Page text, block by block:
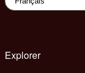
Explorer